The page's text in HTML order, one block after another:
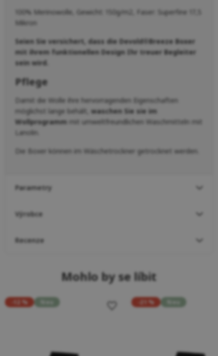
100% Merinowolle, Gewicht: 150g/m2, Faser: Superfine 17,5
Mikron
Seien Sie versichert, dass die Devold®Breeze Boxer
mit ihrem funktionellen Design Ihr treuer Begleiter
sein wird.
Pflege
Damit die Wolle ihre hervorragenden Eigenschaften
möglichst lange behält, waschen Sie sie im
Wollprogramm mit umweltfreundlichen Waschmitteln mit
Lanolin.
Die Boxer können im Wäschetrockner getrocknet werden.
Parametry
Výrobce
Recenze
Mohlo by se líbit
-12 % -21 %